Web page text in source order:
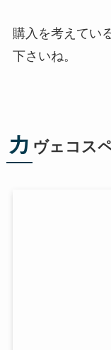
購入を考えてい
下さいね。
カ ヴェコス